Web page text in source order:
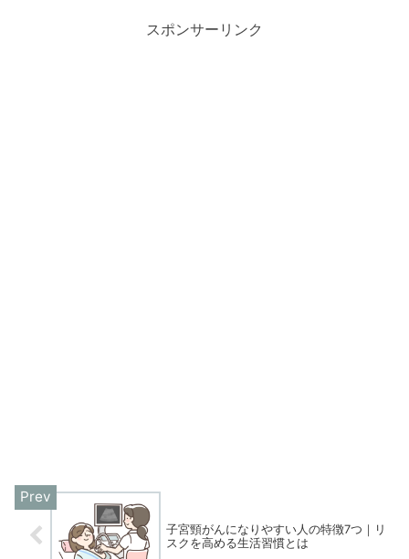
スポンサーリンク
子宮頸がんになりやすい人の特徴7つ｜リ
スクを高める生活習慣とは